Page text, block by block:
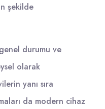
şekilde
durumu ve
olarak
yanı sıra
da modern cihaz